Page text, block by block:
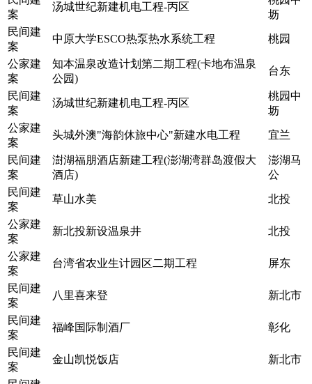
案
汤城世纪新建机电工程-丙区
坜
民间建
案
中原大学ESCO热泵热水系统工程 桃园
公家建
案
知本温泉改造计划第二期工程(卡地布温泉
公园)
台东
民间建
案
汤城世纪新建机电工程-丙区
桃园中
坜
公家建
案
头城外澳"海韵休旅中心"新建水电工程 宜兰
民间建
案
澍湖福朋酒店新建工程(澎湖湾群岛渡假大
酒店)
澎湖马
公
民间建
案
草山水美 北投
公家建
案
新北投新设温泉井 北投
公家建
案
台湾省农业生计园区二期工程 屏东
民间建
案
八里喜来登 新北市
民间建
案
福峰国际制酒厂 彰化
民间建
案
金山凯悦饭店 新北市